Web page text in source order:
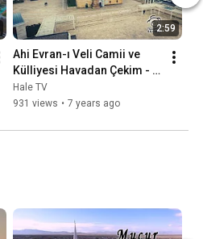
2:59
Ahi Evran-ı Veli Camii ve
Külliyesi Havadan Çekim -
Kırşehir
Hale TV
931 views • 7 years ago